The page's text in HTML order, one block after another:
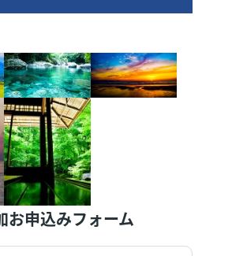
お申込みフォーム